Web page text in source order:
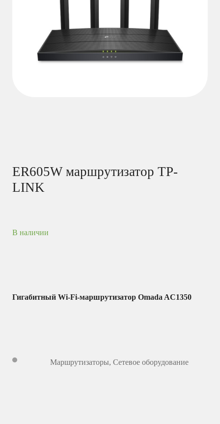
ER605W маршрутизатор TP-
LINK
В наличии
Гигабитный Wi-Fi-маршрутизатор Omada AC1350
Маршрутизаторы, Сетевое оборудование